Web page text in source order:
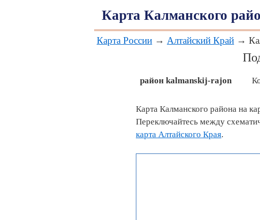
Карта Калманского
Карта России → Алтайский Край →
район kalmanskij-rajon
Карта Калманского района на
Переключайтесь между
карта Алтайского Края.